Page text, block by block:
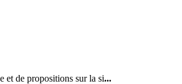
et de propositions sur la si...